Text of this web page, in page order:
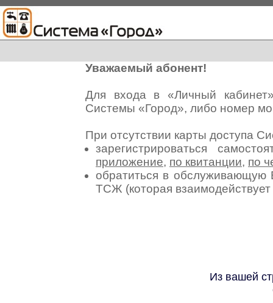
Уважаемый абонент!
Для входа в «Личный
Системы «Город», либо номер
При отсутствии карты доступа
зарегистрироваться
приложение, по квитанции, по
обратиться в
ТСЖ (которая
Из вашей